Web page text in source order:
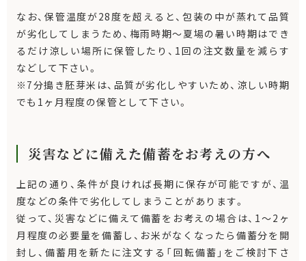
なお、保管温度が28度を超えると、包装の中が蒸れて品質
が劣化してしまうため、梅雨時期～夏場の暑い時期はでき
るだけ涼しい場所に保管したり、1回の注文数量を減らす
などして下さい。
※7分搗き胚芽米は、品質が劣化しやすいため、涼しい時期
でも1ヶ月程度の保管として下さい。
災害などに備えた備蓄をお考えの方へ
上記の通り、条件が良ければ長期に保存が可能ですが、温
度などの条件で劣化してしまうことがあります。
従って、災害などに備えて備蓄をお考えの場合は、1～2ヶ
月程度の必要量を備蓄し、お米がなくなったら備蓄分を開
封し、備蓄用を新たに注文する「回転備蓄」をご検討下さ